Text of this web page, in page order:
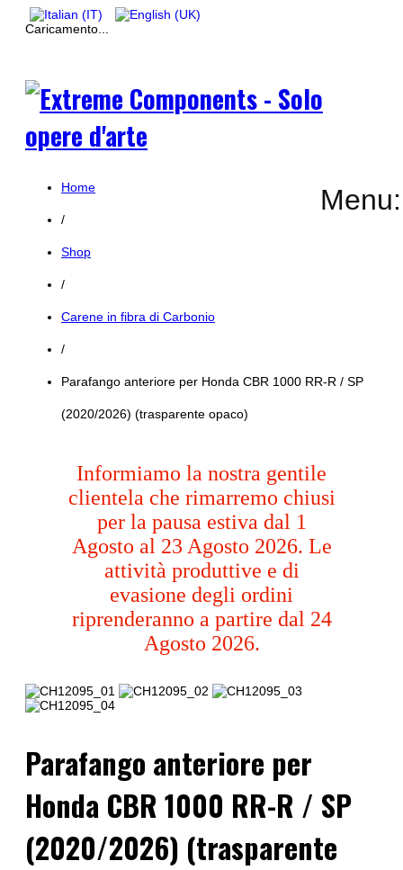
Caricamento...
Menu:
Home
/
Shop
/
Carene in fibra di Carbonio
/
Parafango anteriore per Honda CBR 1000 RR-R / SP
(2020/2026) (trasparente opaco)
Informiamo la nostra gentile
clientela che rimarremo chiusi
per la pausa estiva dal 1
Agosto al 23 Agosto 2026. Le
attività produttive e di
evasione degli ordini
riprenderanno a partire dal 24
Agosto 2026.
Parafango anteriore per
Honda CBR 1000 RR-R / SP
(2020/2026) (trasparente